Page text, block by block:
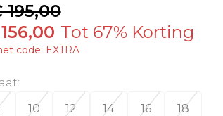
195,00
Tot 67% Korting
code: EXTRA
:
10 12 14 16 18